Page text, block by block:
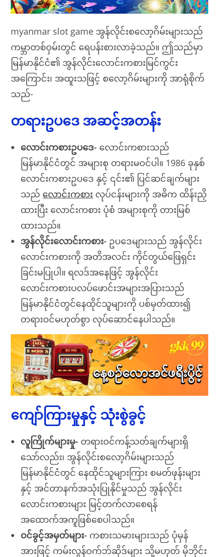
myanmar slot game အွန်လိုင်းစလော့ဂိမ်းများသည်
ကမ္ဘာတစ်ဝှမ်းတွင် ရေပန်းစားလာခဲ့သည်။ ဤသည်မှာ
မြန်မာနိုင်ငံ၏ အွန်လိုင်းလောင်းကစားမြင်ကွင်း
အကြောင်း၊ အထူးသဖြင့် စလော့ဂိမ်းများကို အာရုံစိုက်
သည်-
တရားဥပဒေ အဆင့်အတန်း
လောင်းကစားဥပဒေ- လောင်းကစားသည်
မြန်မာနိုင်ငံတွင် အများစု တရားမဝင်ပါ။ 1986 ခုနှစ်
လောင်းကစားဥပဒေ နှင့် ၎င်း၏ ပြင်ဆင်ချက်များ
သည် လောင်းကစား လုပ်ငန်းများကို အဓိက ထိန်းညှိ
ထားပြီး လောင်းကစား ပုံစံ အများစုကို တားမြစ်
ထားသည်။
အွန်လိုင်းလောင်းကစား- ဥပဒေများသည် အွန်လိုင်း
လောင်းကစားကို အတိအလင်း ကိုင်တွယ်ဖြေရှင်း
ခြင်းမပြုပါ။ ရလဒ်အနေဖြင့် အွန်လိုင်း
လောင်းကစားပလပ်ဖောင်းအများအပြားသည်
မြန်မာနိုင်ငံတွင်နေထိုင်သူများကို ပစ်မှတ်ထား၍
တရားဝင်မဟုတ်စွာ လုပ်ဆောင်နေပါသည်။
ကျော်ကြားမှုနှင့် သုံးစွဲခွင့်
လူကြိုက်များမှု- တရားဝင်ကန့်သတ်ချက်များရှိ
သော်လည်း၊ အွန်လိုင်းစလော့ဂိမ်းများသည်
မြန်မာနိုင်ငံတွင် နေထိုင်သူများကြား စမတ်ဖုန်းများ
နှင့် အင်တာနက်အသုံးပြုနိုင်မှုသည် အွန်လိုင်း
လောင်းကစားများ မြင့်တက်လာစေရန်
အထောက်အကူဖြစ်စေပါသည်။
ဝင်ခွင့်အမှတ်များ- ကစားသမားများသည် ပုံမှန်
အားဖြင့် ကမ်းလွန်ဝက်ဘ်ဆိုဒ်များ သို့မဟုတ် မိုဘိုင်း